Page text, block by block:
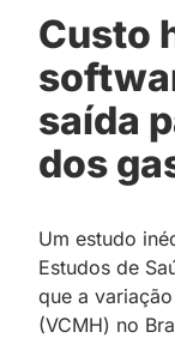
Custo
saída
dos
Um estudo
Estudos de
que a
(VCMH) no